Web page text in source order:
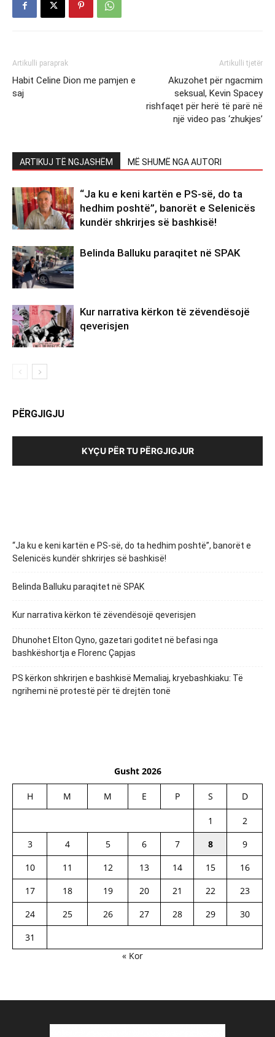
Artikulli paraprak
Habit Celine Dion me pamjen e
saj
Artikulli tjetër
Akuzohet për ngacmim
seksual, Kevin Spacey
rishfaqet për herë të parë në
një video pas ‘zhukjes’
ARTIKUJ TË NGJASHËM MË SHUMË NGA AUTORI
“Ja ku e keni kartën e PS-së, do ta
hedhim poshtë”, banorët e Selenicës
kundër shkrirjes së bashkisë!
Belinda Balluku paraqitet në SPAK
Kur narrativa kërkon të zëvendësojë
qeverisjen
PËRGJIGJU
KYÇU PËR TU PËRGJIGJUR
“Ja ku e keni kartën e PS-së, do ta hedhim poshtë”, banorët e
Selenicës kundër shkrirjes së bashkisë!
Belinda Balluku paraqitet në SPAK
Kur narrativa kërkon të zëvendësojë qeverisjen
Dhunohet Elton Qyno, gazetari goditet në befasi nga
bashkëshortja e Florenc Çapjas
PS kërkon shkrirjen e bashkisë Memaliaj, kryebashkiaku: Të
ngrihemi në protestë për të drejtën tonë
Gusht 2026
H M M E P S D
1
2
3
4 5 6 7 8
9
10
11 12 13 14 15
16
17
18 19 20 21 22
23
24
25 26 27 28 29
30
31
« Kor